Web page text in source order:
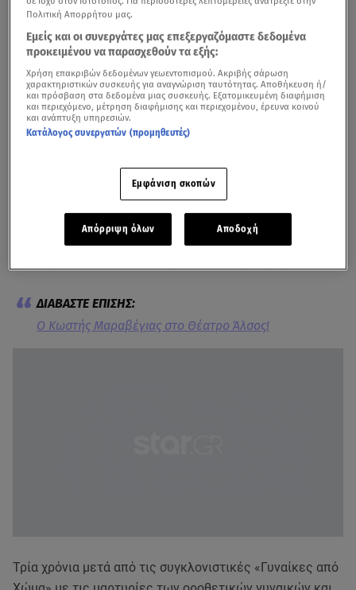
Η θεατρική παράσταση «Εμπόριο» έρχεται από τις 13
Οκτωβρίου έως 21 Νοεμβρίου στο θέατρο Radar και θα
προβάλλεται κάθε Τετάρτη και Κυριακή στις 19:00 και
Πέμπτη, Παρασκευή, Σάββατο στις 21:00.
Η διακίνηση και Εμπορία Ανθρώπων –Human Trafficking,
είναι ένα είδος βίας, το οποίο λαμβάνει χώρα τόσο σε
κρατικό, αλλά και σε διακρατικό επίπεδο. Σε αυτήν την
αλυσίδα του αίσχους και της ντροπής, ο πιο κρίσιμος
Ο Κωστής Μαραβέγιας στο Θέατρο Άλσος!
Τρία χρόνια μετά από τις συγκλονιστικές «Γυναίκες από
Πολιτική Απορρήτου μας.
Εμείς και οι συνεργάτες μας επεξεργαζόμαστε δεδομένα
προκειμένου να παρασχεθούν τα εξής:
Χρήση επακριβών δεδομένων γεωεντοπισμού. Ακριβής σάρωση
χαρακτηριστικών συσκευής για αναγνώριση ταυτότητας. Αποθήκευση ή/
και πρόσβαση στα δεδομένα μιας συσκευής. Εξατομικευμένη διαφήμιση
και περιεχόμενο, μέτρηση διαφήμισης και περιεχομένου, έρευνα κοινού
και ανάπτυξη υπηρεσιών.
Κατάλογος συνεργατών (προμηθευτές)
Εμφάνιση σκοπών
Απόρριψη όλων Αποδοχή